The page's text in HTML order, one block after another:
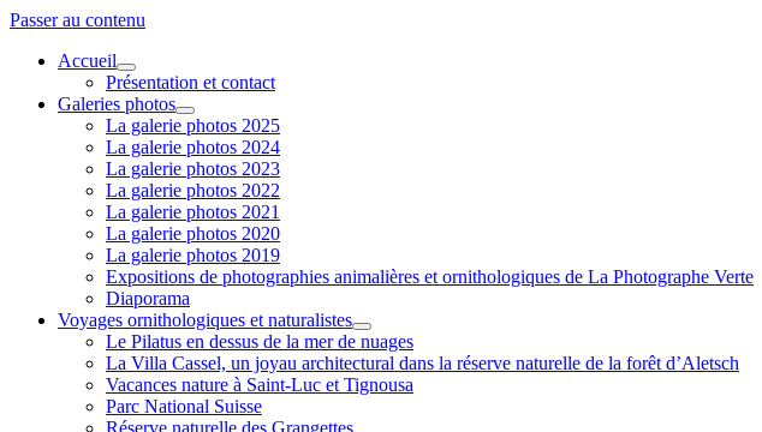
Passer au contenu
Accueil
ouvrir
menu
Présentation et contact
Galeries photos
ouvrir
menu
La galerie photos 2025
La galerie photos 2024
La galerie photos 2023
La galerie photos 2022
La galerie photos 2021
La galerie photos 2020
La galerie photos 2019
Expositions de photographies animalières et ornithologiques de La Photographe Verte
Diaporama
Voyages ornithologiques et naturalistes
ouvrir
menu
Le Pilatus en dessus de la mer de nuages
La Villa Cassel, un joyau architectural dans la réserve naturelle de la forêt d’Aletsch
Vacances nature à Saint-Luc et Tignousa
Parc National Suisse
Réserve naturelle des Grangettes